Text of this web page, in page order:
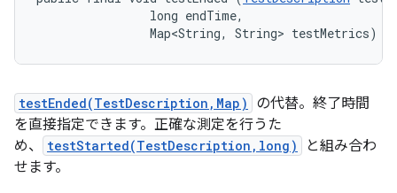
                long endTime,
                Map<String, String> testMetrics)
testEnded(TestDescription,Map)
の代替。終了時間
を直接指定できます。正確な測定を行うた
め、
testStarted(TestDescription,long)
と組み合わ
せます。